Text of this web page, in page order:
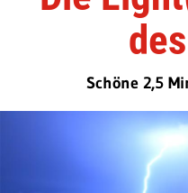
Schöne 2,5